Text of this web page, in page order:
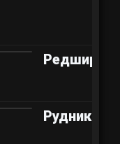
Редшир
Рудники